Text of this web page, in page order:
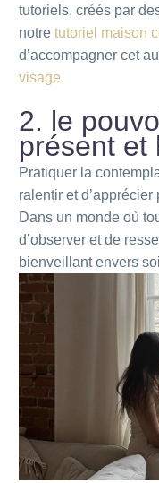
tutoriels, créés par
notre tutoriel maison
d’accompagner cet
visage.
2. le
présent et
Pratiquer la
ralentir et
Dans un monde où
d’observer et de
bienveillant envers